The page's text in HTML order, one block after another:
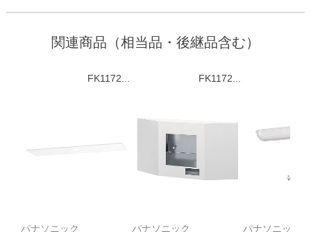
関連商品（相当品・後継品含む）
FK1172...
パナソニック
FK1172...
パナソニック パナソニック